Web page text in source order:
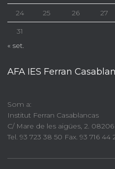
24 25 26 27
31
« set.
AFA IES Ferran
Som a:
Institut Ferran Casablancas
C/ Mare de les aigües, 2.
Tel. 93 723 38 50 Fax. 93 716 44